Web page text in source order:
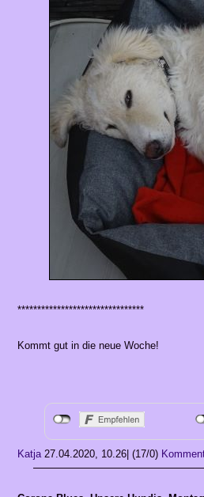
********************************
Kommt gut in die neue Woche!
Katja 27.04.2020, 10.26 (17/0)